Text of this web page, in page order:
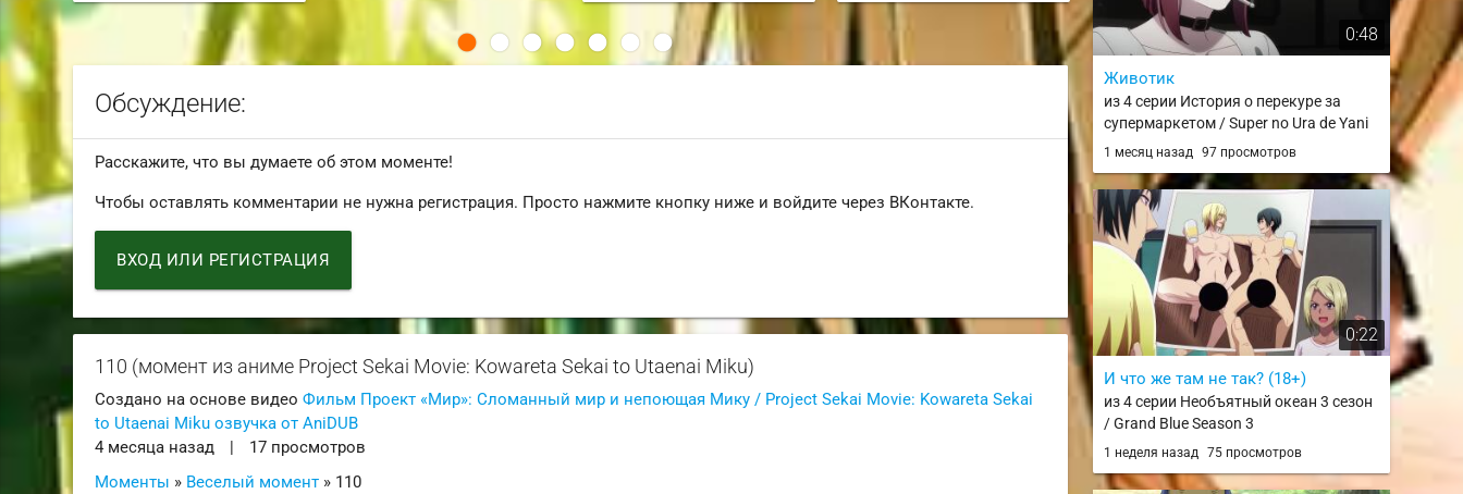
Обсуждение:
Расскажите, что вы думаете об этом моменте!
Чтобы оставлять комментарии не нужна регистрация. Просто нажмите кнопку ниже и войдите через ВКонтакте.
ВХОД ИЛИ РЕГИСТРАЦИЯ
110 (момент из аниме Project Sekai Movie: Kowareta Sekai to Utaenai Miku)
Создано на основе видеоФильм Проект «Мир»: Сломанный мир и непоющая Мику / Project Sekai Movie: Kowareta Sekai
to Utaenai Miku озвучка от AniDUB
4 месяца назад
|
17 просмотров
Моменты » Веселый момент » 110
0:48
Животик
из 4 серии История о перекуре за
супермаркетом / Super no Ura de Yani
Suu Futari
1 месяц назад 97 просмотров
0:22
И что же там не так? (18+)
из 4 серии Необъятный океан 3 сезон
/ Grand Blue Season 3
1 неделя назад 75 просмотров